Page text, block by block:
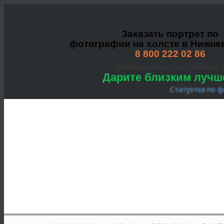
Заказать портрет по
фотографии на холсте в
8 800 222 02 86
Дарите близким
Статуэтка по